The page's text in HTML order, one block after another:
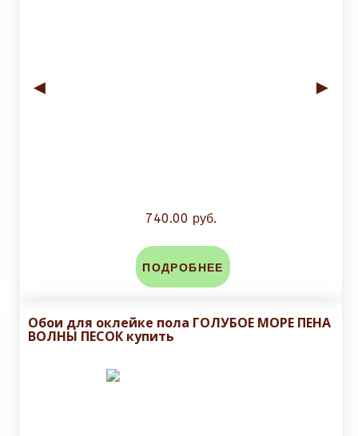
◄ ►
740.00 руб.
ПОДРОБНЕЕ
Обои для оклейке пола ГОЛУБОЕ МОРЕ ПЕНА
ВОЛНЫ ПЕСОК купить